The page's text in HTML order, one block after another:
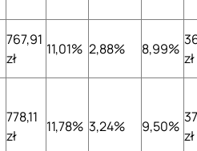
767,91
zł
11,01% 2,88% 8,99%
zł
778,11
zł
11,78% 3,24% 9,50%
zł